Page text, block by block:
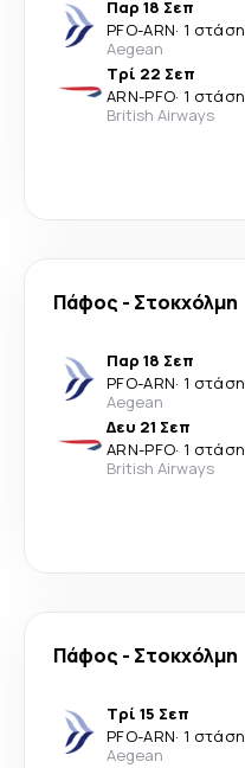
Παρ 18 Σεπ
PFO-ARN· 1 στάση
Aegean
Τρί 22 Σεπ
ARN-PFO· 1 στάση
British Airways
Πάφος - Στοκχόλμη
Παρ 18 Σεπ
PFO-ARN· 1 στάση
Aegean
Δευ 21 Σεπ
ARN-PFO· 1 στάση
British Airways
Πάφος - Στοκχόλμη
Τρί 15 Σεπ
PFO-ARN· 1 στάση
Aegean